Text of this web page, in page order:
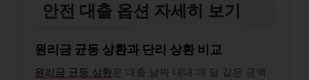
안전 대출 옵션 자세히 보기
원리금 균등 상환과 단리 상환 비교
원리금 균등 상환은 대출 날짜 내내 매 달 같은 금액